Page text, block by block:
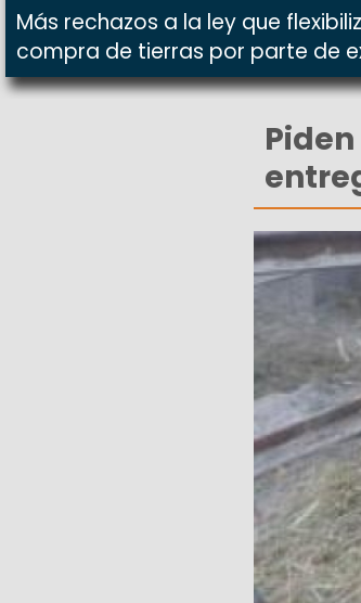
Más rechazos a la ley que
compra de tierras por parte de